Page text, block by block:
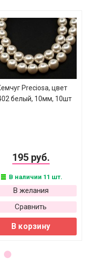
Preciosa, цвет
белый, 10мм, 10шт
195 руб.
В наличии 11 шт.
В желания
Сравнить
В корзину